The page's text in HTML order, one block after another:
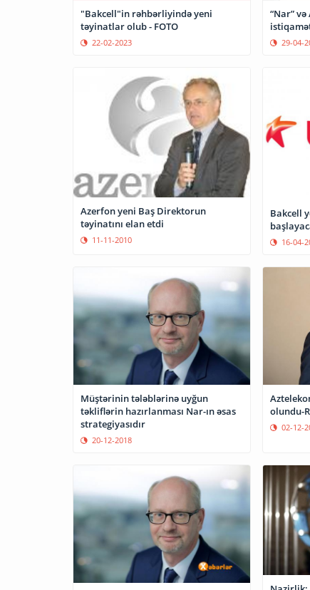
"Bakcell"in rəhbərliyində yeni
təyinatlar olub - FOTO
22-02-2023
“Nar” və
29-04-
Azerfon yeni Baş Direktorun
təyinatını elan etdi
11-11-2010
Bakcell
16-04-
Müştərinin tələblərinə uyğun
təkliflərin hazırlanması Nar-ın əsas
strategiyasıdır
20-12-2018
olundu-
02-12-